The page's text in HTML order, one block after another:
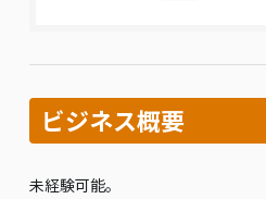
ビジネス概要
未経験可能。